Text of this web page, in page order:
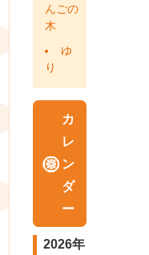
んごの
木
ゆ
り
カ
レ
ン
ダ
ー
2026年